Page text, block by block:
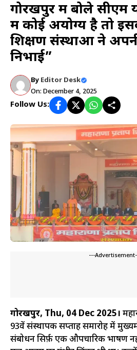
गोरखपुर में बोले सीएम
में कोई अयोग्य है तो
शिक्षण संस्थाओं ने अपनी
निभाई”
By Editor Desk
On: December 4, 2025
Follow Us:
---
गोरखपुर, Thu, 04 Dec 2025।
93वें संस्थापक सप्ताह समारोह में
संबोधन सिर्फ़ एक औपचारिक भाषण